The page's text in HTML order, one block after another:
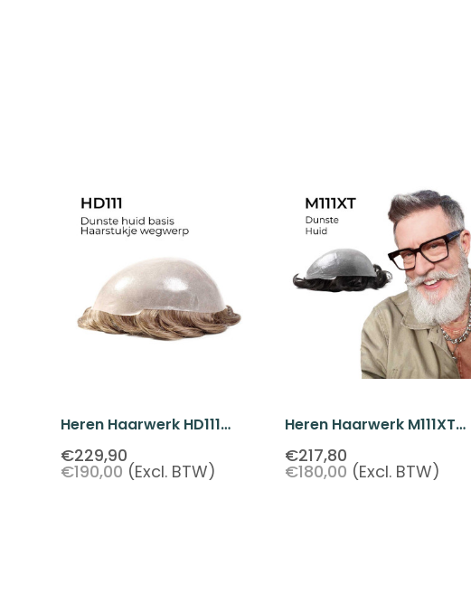
Heren Haarwerk HD111
Thinnest Skin Wegwerp
Stuk
€229,90
€190,00 (Excl. BTW)
Heren Haarwerk M111XT
Rick's Keuze Dunne Thin
Skin Basis - Wegwerpbaar
€217,80
€180,00 (Excl. BTW)